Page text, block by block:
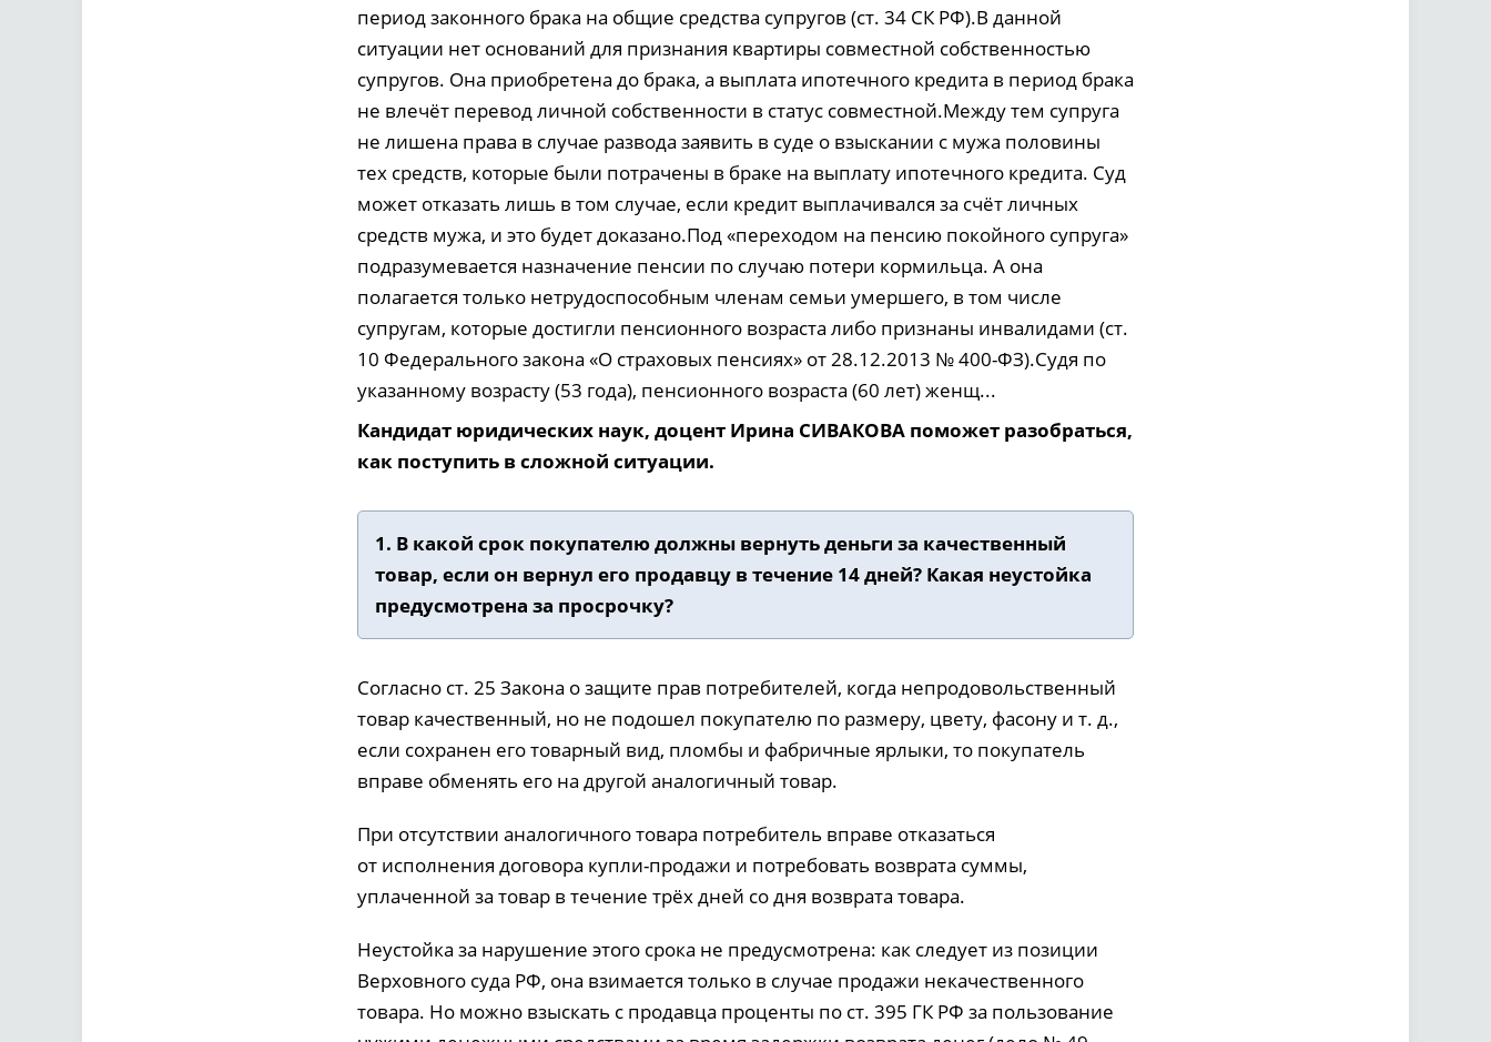
период законного брака на общие средства супругов (ст. 34 СК РФ).В данной
ситуации нет оснований для признания квартиры совместной собственностью
супругов. Она приобретена до брака, а выплата ипотечного кредита в период брака
не влечёт перевод личной собственности в статус совместной.Между тем супруга
не лишена права в случае развода заявить в суде о взыскании с мужа половины
тех средств, которые были потрачены в браке на выплату ипотечного кредита. Суд
может отказать лишь в том случае, если кредит выплачивался за счёт личных
средств мужа, и это будет доказано.Под «переходом на пенсию покойного супруга»
подразумевается назначение пенсии по случаю потери кормильца. А она
полагается только нетрудоспособным членам семьи умершего, в том числе
супругам, которые достигли пенсионного возраста либо признаны инвалидами (ст.
10 Федерального закона «О страховых пенсиях» от 28.12.2013 № 400-ФЗ).Судя по
указанному возрасту (53 года), пенсионного возраста (60 лет) женщ...
Кандидат юридических наук, доцент Ирина СИВАКОВА поможет разобраться,
как поступить в сложной ситуации.
1. В какой срок покупателю должны вернуть деньги за качественный
товар, если он вернул его продавцу в течение 14 дней? Какая неустойка
предусмотрена за просрочку?
Согласно ст. 25 Закона о защите прав потребителей, когда непродовольственный
товар качественный, но не подошел покупателю по размеру, цвету, фасону и т. д.,
если сохранен его товарный вид, пломбы и фабричные ярлыки, то покупатель
вправе обменять его на другой аналогичный товар.
При отсутствии аналогичного товара потребитель вправе отказаться
от исполнения договора купли-продажи и потребовать возврата суммы,
уплаченной за товар в течение трёх дней со дня возврата товара.
Неустойка за нарушение этого срока не предусмотрена: как следует из позиции
Верховного суда РФ, она взимается только в случае продажи некачественного
товара. Но можно взыскать с продавца проценты по ст. 395 ГК РФ за пользование